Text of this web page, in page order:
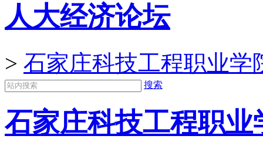
人大经济论坛
> 石家庄科技工程职业学
搜索
石家庄科技工程职业